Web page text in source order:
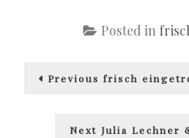
Posted in
Previous Previous
frisch
Next Next
Julia Lechner